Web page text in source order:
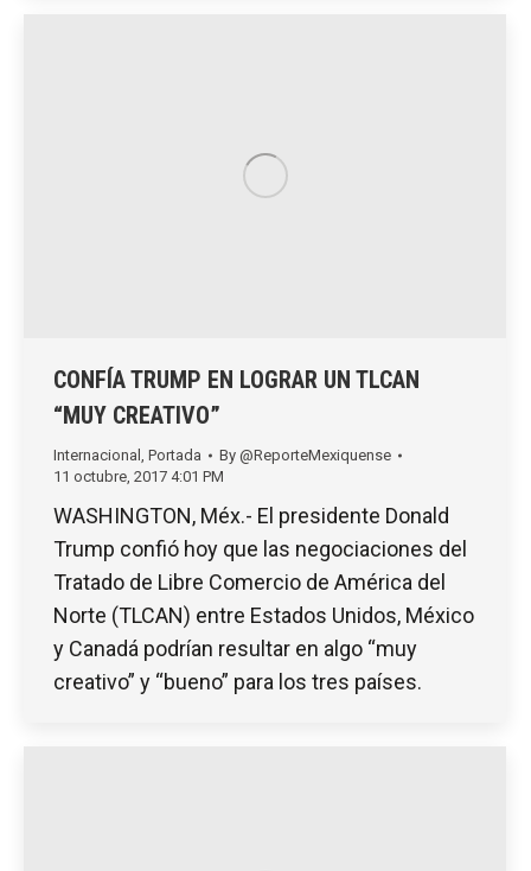
CONFÍA TRUMP EN LOGRAR UN TLCAN
“MUY CREATIVO”
Internacional Portada By @ReporteMexiquense
11 octubre, 2017 4:01 PM
WASHINGTON, Méx.- El presidente Donald
Trump confió hoy que las negociaciones del
Tratado de Libre Comercio de América del
Norte (TLCAN) entre Estados Unidos, México
y Canadá podrían resultar en algo “muy
creativo” y “bueno” para los tres países.